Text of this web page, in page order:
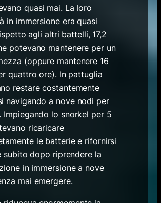
quasi mai. La loro
in immersione era quasi
agli altri battelli, 17,2
potevano mantenere per un
(oppure mantenere 16
quattro ore). In pattuglia
restare costantemente
navigando a nove nodi per
Impiegando lo snorkel per 5
ricaricare
le batterie e rifornirsi
subito dopo riprendere la
in immersione a nove
mai emergere.